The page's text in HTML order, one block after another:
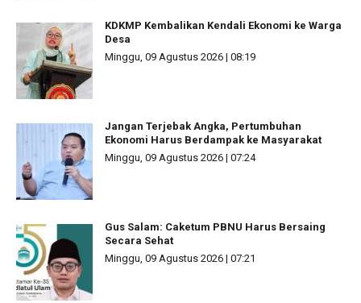
KDKMP Kembalikan Kendali Ekonomi ke Warga
Desa
Minggu, 09 Agustus 2026 | 08:19
Jangan Terjebak Angka, Pertumbuhan
Ekonomi Harus Berdampak ke Masyarakat
Minggu, 09 Agustus 2026 | 07:24
Gus Salam: Caketum PBNU Harus Bersaing
Secara Sehat
Minggu, 09 Agustus 2026 | 07:21